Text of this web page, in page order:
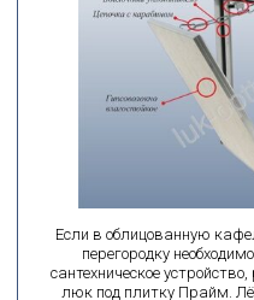
Если в облицованную
перегородку
сантехническое
люк под плитку Прайм.